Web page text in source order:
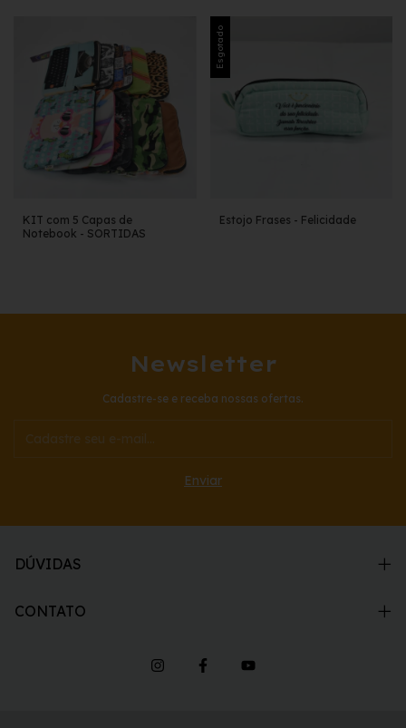
KIT com 5 Capas de
Notebook - SORTIDAS
Esgotado
Estojo Frases - Felicidade
Newsletter
Cadastre-se e receba nossas ofertas.
DÚVIDAS
CONTATO